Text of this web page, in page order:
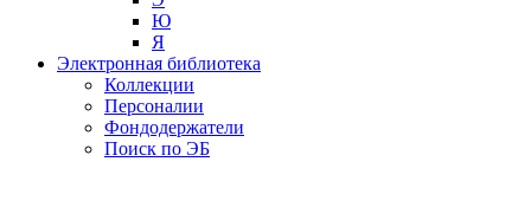
Ю
Я
Электронная библиотека
Коллекции
Персоналии
Фондодержатели
Поиск по ЭБ